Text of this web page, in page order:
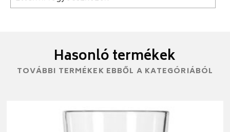
Hasonló termékek
TOVÁBBI TERMÉKEK EBBŐL A KATEGÓRIÁBÓL